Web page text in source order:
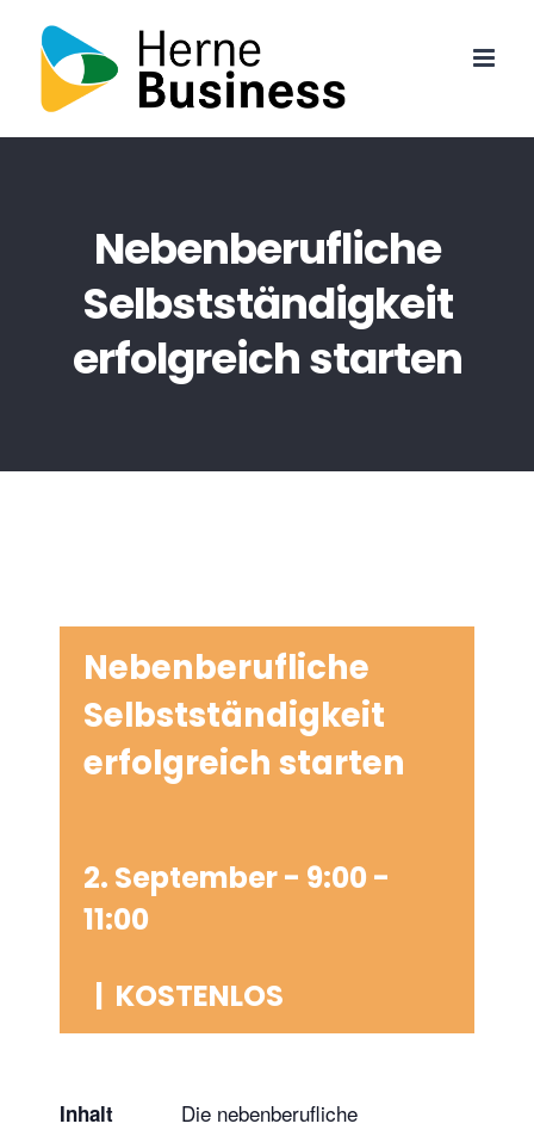
content
Nebenberufliche
Selbstständigkeit
erfolgreich starten
Nebenberufliche
Selbstständigkeit
erfolgreich starten
2. September - 9:00 -
11:00
| KOSTENLOS
Inhalt
Die nebenberufliche